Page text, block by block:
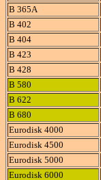
B 365A
B 402
B 404
B 423
B 428
B 580
B 622
B 680
Eurodisk 4000
Eurodisk 4500
Eurodisk 5000
Eurodisk 6000